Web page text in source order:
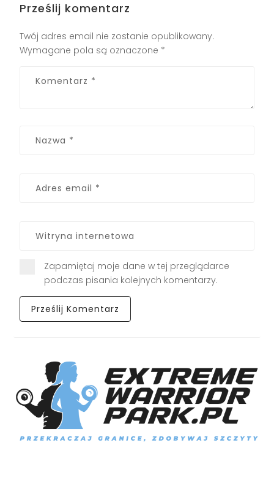
Prześlij komentarz
Twój adres email nie zostanie opublikowany.
Wymagane pola są oznaczone *
Zapamiętaj moje dane w tej przeglądarce
podczas pisania kolejnych komentarzy.